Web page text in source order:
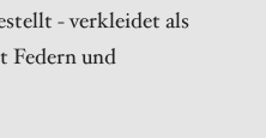
- verkleidet als
Federn und